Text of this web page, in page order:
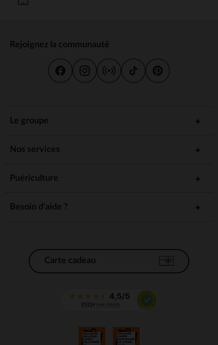
Rejoignez la communauté
Le groupe
Nos services
Puériculture
Besoin d'aide ?
Carte cadeau